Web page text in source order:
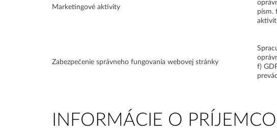
Marketingové aktivity
písm.
Zabezpečenie správneho fungovania webovej stránky
f)
INFORMÁCIE O